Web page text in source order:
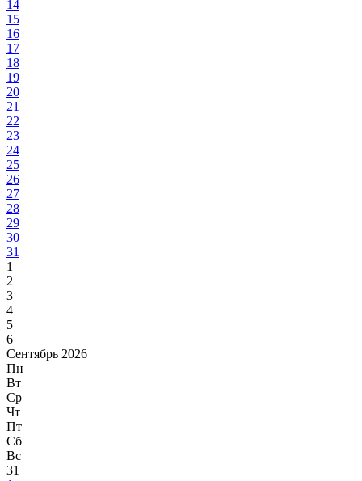
14
15
16
17
18
19
20
21
22
23
24
25
26
27
28
29
30
31
1
2
3
4
5
6
Сентябрь 2026
Пн
Вт
Ср
Чт
Пт
Сб
Вс
31